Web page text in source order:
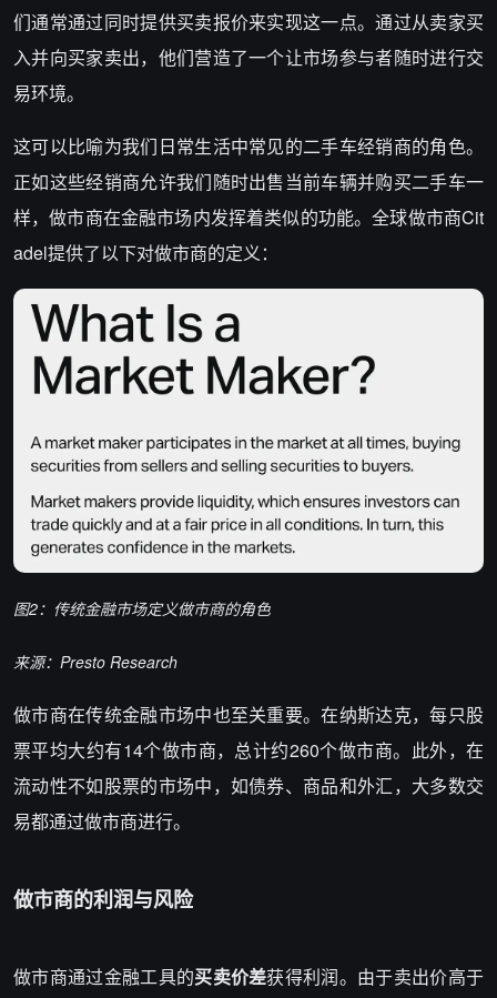
们通常通过同时提供买卖报价来实现这一点。通过从卖家买
入并向买家卖出，他们营造了一个让市场参与者随时进行交
易环境。
这可以比喻为我们日常生活中常见的二手车经销商的角色。
正如这些经销商允许我们随时出售当前车辆并购买二手车一
样，做市商在金融市场内发挥着类似的功能。全球做市商Cit
adel提供了以下对做市商的定义：
图2：传统金融市场定义做市商的角色
来源：Presto Research
做市商在传统金融市场中也至关重要。在纳斯达克，每只股
票平均大约有14个做市商，总计约260个做市商。此外，在
流动性不如股票的市场中，如债券、商品和外汇，大多数交
易都通过做市商进行。
做市商的利润与风险
做市商通过金融工具的买卖价差获得利润。由于卖出价高于